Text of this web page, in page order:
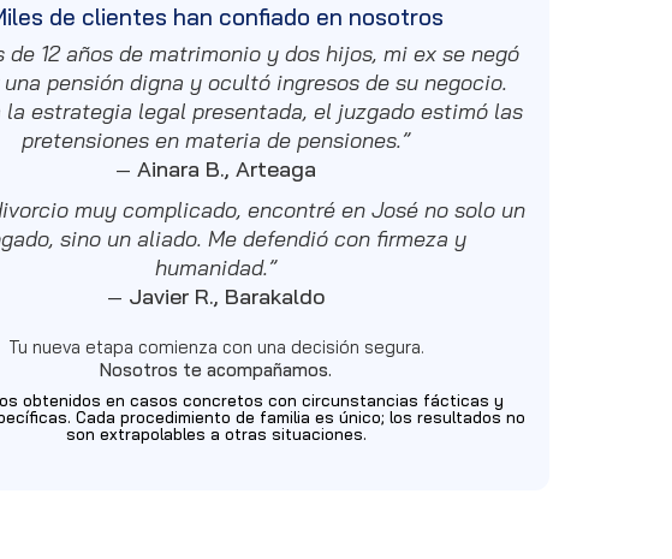
de clientes han confiado en nosotros
de 12 años de matrimonio y dos hijos, mi ex se negó
pensión digna y ocultó ingresos de su negocio.
la estrategia legal presentada, el juzgado estimó las
pretensiones en materia de pensiones.”
— Ainara B., Arteaga
muy complicado, encontré en José no solo un
sino un aliado. Me defendió con firmeza y
humanidad.”
— Javier R., Barakaldo
Tu nueva etapa comienza con una decisión segura.
Nosotros te acompañamos.
obtenidos en casos concretos con circunstancias fácticas y
Cada procedimiento de familia es único; los resultados no
son extrapolables a otras situaciones.